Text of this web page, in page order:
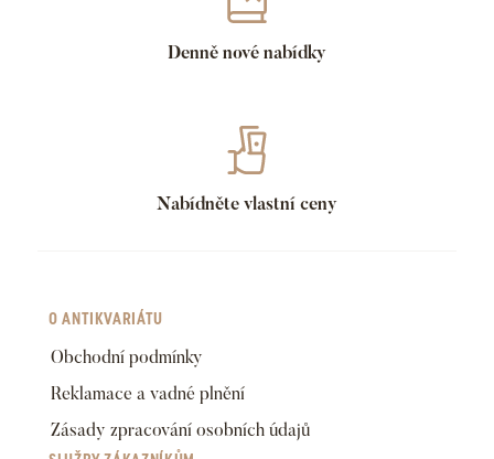
Denně nové nabídky
Nabídněte vlastní ceny
O ANTIKVARIÁTU
Obchodní podmínky
Reklamace a vadné plnění
Zásady zpracování osobních údajů